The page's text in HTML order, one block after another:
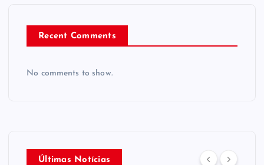
Recent Comments
No comments to show.
Últimas Notícias